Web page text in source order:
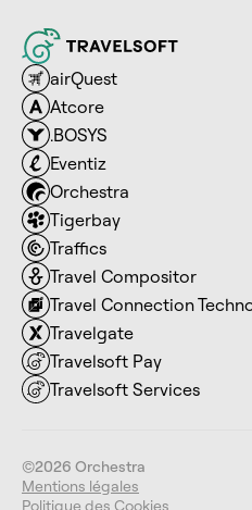
airQuest
Atcore
.BOSYS
Eventiz
Orchestra
Tigerbay
Traffics
Travel Compositor
Travel Connection
Travelgate
Travelsoft Pay
Travelsoft Services
©2026 Orchestra
Mentions légales
Politique des Cookies